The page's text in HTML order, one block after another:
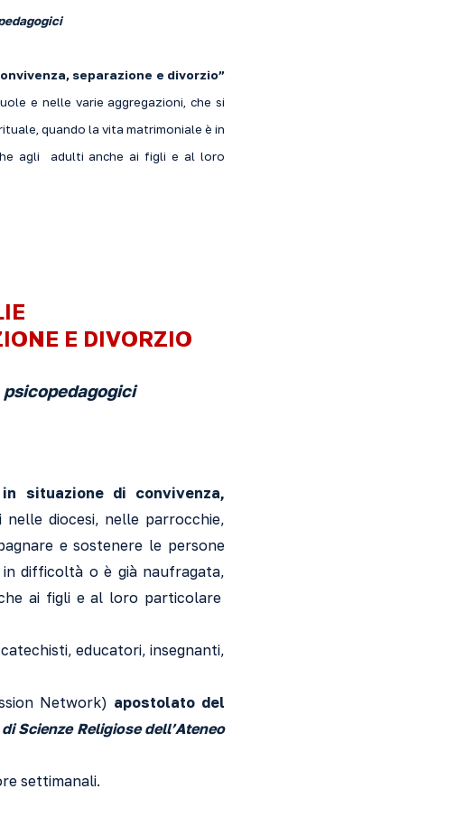
separazione e divorzio”
e nelle varie aggregazioni, che si
quando la vita matrimoniale è in
agli adulti anche ai figli e al loro
E DIVORZIO
situazione di convivenza,
diocesi, nelle parrocchie,
e sostenere le persone
difficoltà o è già naufragata,
ai figli e al loro particolare
educatori, insegnanti,
Network) apostolato del
Scienze Religiose dell’Ateneo
settimanali.